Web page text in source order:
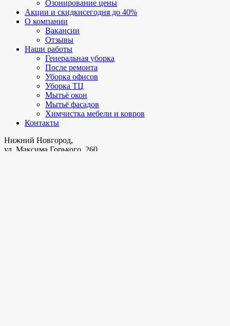
Озонирование цены
Акции и скидкисегодня до 40%
О компании
Вакансии
Отзывы
Наши работы
Генеральная уборка
После ремонта
Уборка офисов
Уборка ТЦ
Мытьё окон
Мытьё фасадов
Химчистка мебели и ковров
Контакты
Нижний Новгород,
ул. Максима Горького, 260